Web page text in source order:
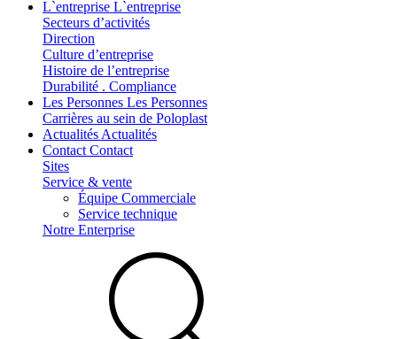
L`entreprise L`entreprise
Secteurs d’activités
Direction
Culture d’entreprise
Histoire de l’entreprise
Durabilité . Compliance
Les Personnes Les Personnes
Carrières au sein de Poloplast
Actualités Actualités
Contact Contact
Sites
Service & vente
Équipe Commerciale
Service technique
Notre Enterprise